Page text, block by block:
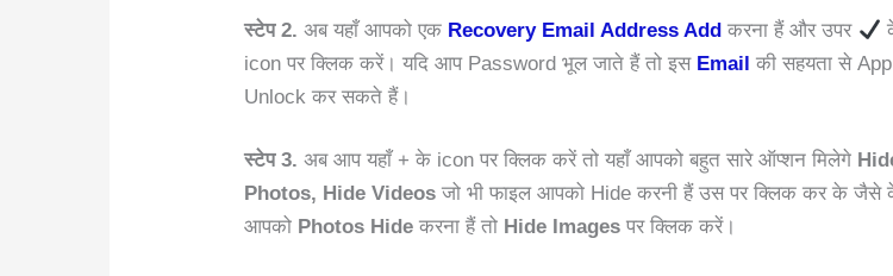
स्टेप 2. अब यहाँ आपको एक Recovery Email Address Add करना हैं और उपर
icon पर क्लिक करें। यदि आप Password भूल जाते हैं तो इस Email की सहयता से
Unlock कर सकते हैं।
स्टेप 3. अब आप यहाँ + के icon पर क्लिक करें तो यहाँ आपको बहुत सारे ऑप्शन मिलेगे
Photos, Hide Videos जो भी फाइल आपको Hide करनी हैं उस पर क्लिक कर के जैसे
आपको Photos Hide करना हैं तो Hide Images पर क्लिक करें।